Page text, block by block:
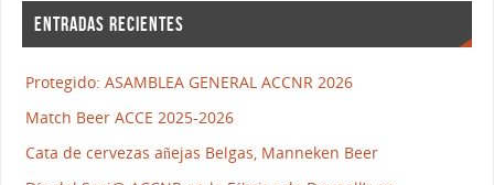
ENTRADAS RECIENTES
Protegido: ASAMBLEA GENERAL ACCNR 2026
Match Beer ACCE 2025-2026
Cata de cervezas añejas Belgas, Manneken Beer